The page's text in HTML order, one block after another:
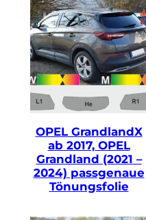
OPEL GrandlandX
ab 2017, OPEL
Grandland (2021 –
2024) passgenaue
Tönungsfolie